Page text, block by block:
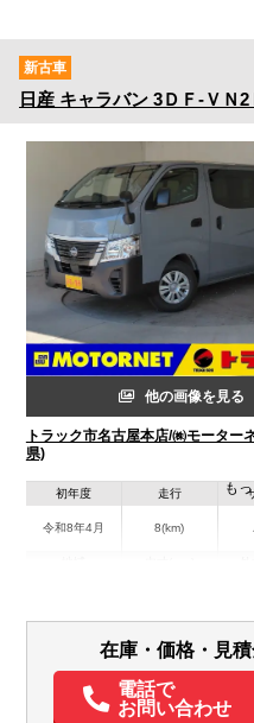
新古車
日産 キャラバン 3ＤＦ-ＶＮ2
他の画像を見る
トラック市名古屋本店/㈱モーター
県)
初年度
令和8年4月
走行
8(km)
エアコン パワステ パワーウィンド
も
在庫・価格・見
電話で
お問い合わせ